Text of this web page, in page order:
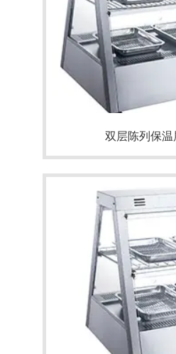
双层陈列保